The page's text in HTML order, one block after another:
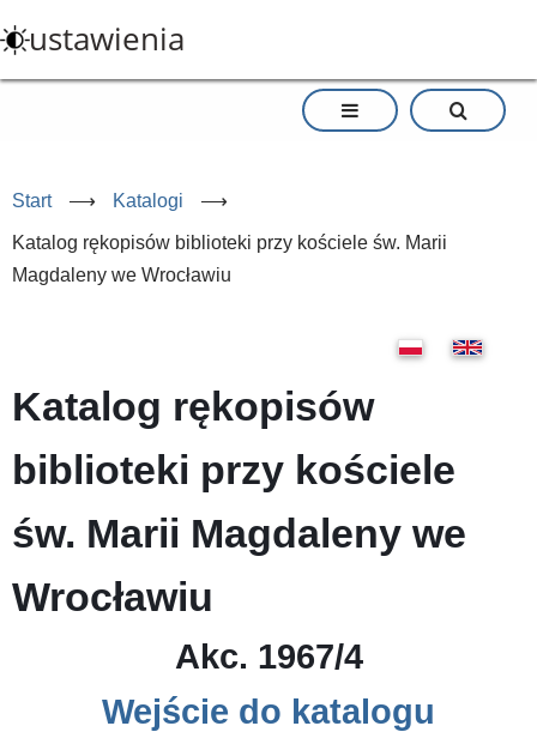
do
treści
ustawienia
Start ⟶ Katalogi ⟶
Katalog rękopisów biblioteki przy kościele św. Marii
Magdaleny we Wrocławiu
Katalog rękopisów
biblioteki przy kościele
św. Marii Magdaleny we
Wrocławiu
Akc. 1967/4
Wejście do katalogu